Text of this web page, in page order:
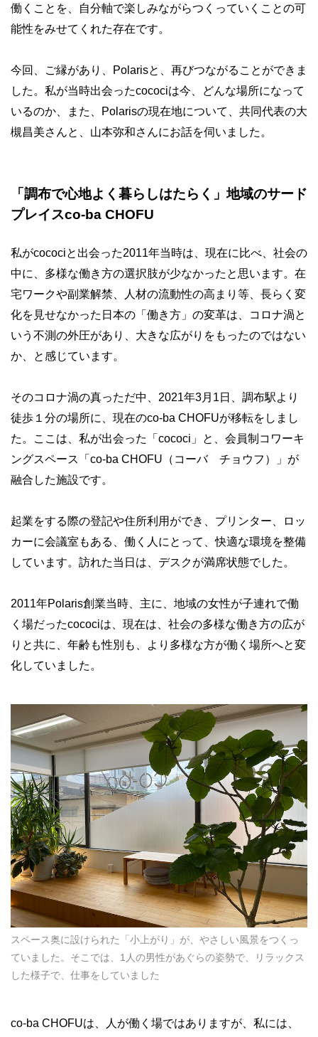
働くことを、自分軸で楽しみながらつくっていくことの可
能性をみせてくれた存在です。
今回、ご縁があり、Polarisと、再びつながることができま
した。私が当時出会ったcocociは今、どんな場所になって
いるのか、また、Polarisの現在地について、共同代表の大
槻昌美さんと、山本弥和さんにお話を伺いました。
「調布で心地よく暮らしはたらく」地域のサード
プレイスco-ba CHOFU
私がcocociと出会った2011年当時は、現在に比べ、社会の
中に、多様な働き方の選択肢が少なかったと思います。在
宅ワークや副業解禁、人材の流動性の高まり等、長らく変
化を見せなかった日本の「働き方」の変革は、コロナ渦と
いう不測の外圧があり、大きな広がりをもったのではない
か、と感じています。
そのコロナ渦の真っただ中、2021年3月1日、調布駅より
徒歩１分の場所に、現在のco-ba CHOFUが移転をしまし
た。ここは、私が出会った「cococi」と、会員制コワーキ
ングスペース「co-ba CHOFU（コーバ チョウフ）」が
融合した施設です。
起業をする際の登記や住所利用ができ、プリンター、ロッ
カーに会議室もある、働く人にとって、快適な環境を整備
しています。訪れた当日は、デスクが満席状態でした。
2011年Polaris創業当時、主に、地域の女性が子連れで働
く場だったcocociは、現在は、社会の多様な働き方の広が
りと共に、年齢も性別も、より多様な方が働く場所へと変
化していました。
スペース奥に設けられた「小上がり」が、やさしい風景をつくっ
ていました。そこでは、1人の男性があぐらの姿勢で、リラックス
した様子で、仕事をしていました
co-ba CHOFUは、人が働く場ではありますが、私には、